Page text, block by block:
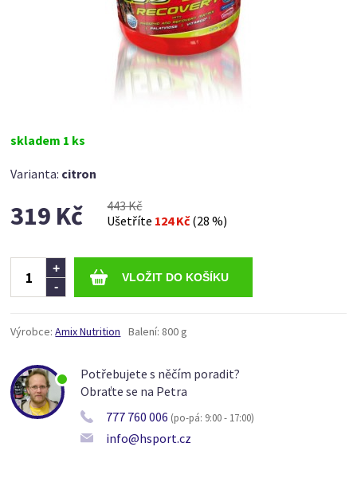
skladem 1 ks
Varianta: citron
319 Kč
443 Kč
Ušetříte 124 Kč(28 %)
-
+
Výrobce: Amix Nutrition Balení: 800 g
Potřebujete s něčím poradit?
Obraťte se na Petra
777 760 006 (po-pá: 9:00 - 17:00)
info@hsport.cz